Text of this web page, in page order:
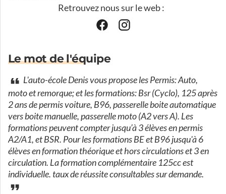
Retrouvez nous sur le web :
Le mot de l'équipe
L'auto-école Denis vous propose les Permis: Auto,
moto et remorque; et les formations: Bsr (Cyclo), 125 après
2 ans de permis voiture, B96, passerelle boite automatique
vers boite manuelle, passerelle moto (A2 vers A). Les
formations peuvent compter jusqu’à 3 élèves en permis
A2/A1, et BSR. Pour les formations BE et B96 jusqu'à 6
élèves en formation théorique et hors circulations et 3 en
circulation. La formation complémentaire 125cc est
individuelle. taux de réussite consultables sur demande.